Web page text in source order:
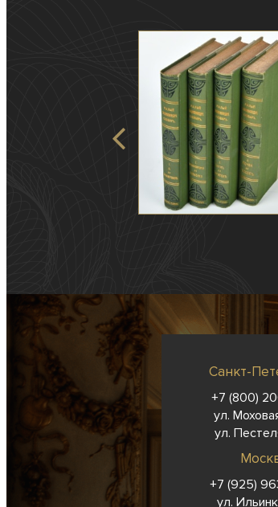
Санкт-
+7 (800)
ул.
ул.
+7 (925)
ул.